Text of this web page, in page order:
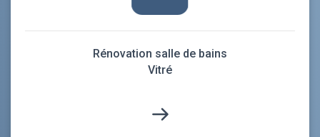
Rénovation salle de bains
Vitré